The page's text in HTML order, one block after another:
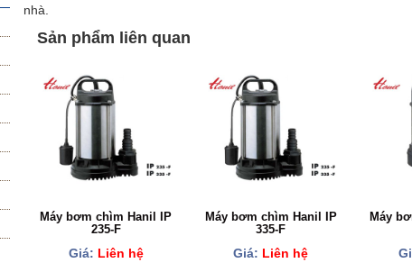
nhà.
Sản phẩm liên quan
Máy bơm chìm Hanil IP
235-F
Giá: Liên hệ
Máy bơm chìm Hanil IP
335-F
Giá: Liên hệ
Máy